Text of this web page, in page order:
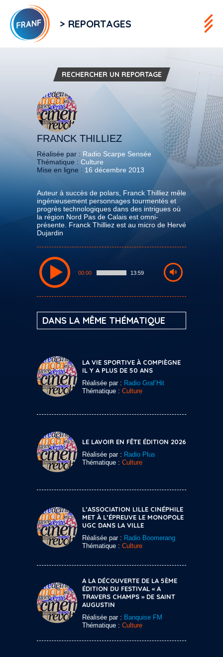
> REPORTAGES
RECHERCHER UN REPORTAGE
FRANCK THILLIEZ
Réalisée par : Radio Scarpe Sensée
Thématique : Culture
Mise en ligne : 16 décembre 2013
Auteur à succès de polars, Franck Thilliez mêle
ingénieusement personnages tourmentés et
progrès technologiques dans des intrigues où
la région Nord Pas de Calais est omni-
présente. Franck Thilliez est au micro de Hervé
Dujardin
00:00 13:59
DANS LA MÊME THÉMATIQUE
LA VIE SPORTIVE À COMPIÈGNE
IL Y A PLUS DE 50 ANS
Réalisée par : Radio Graf’Hit
Thématique : Culture
LE LAVOIR EN FÊTE ÉDITION 2026
Réalisée par : Radio Plus
Thématique : Culture
L’ASSOCIATION LILLE CINÉPHILE
MET À L’ÉPREUVE LE MONOPOLE
UGC DANS LA VILLE
Réalisée par : Radio Boomerang
Thématique : Culture
A LA DÉCOUVERTE DE LA 5ÈME
ÉDITION DU FESTIVAL « A
TRAVERS CHAMPS » DE SAINT
AUGUSTIN
Réalisée par : Banquise FM
Thématique : Culture